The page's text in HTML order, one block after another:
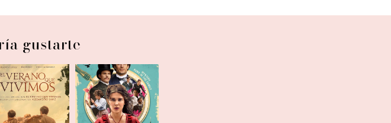
gustarte
| El verano
vivimos
Cine | Enola
Holmes